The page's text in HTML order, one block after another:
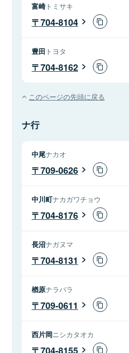
富崎トミサキ
704-8104
豊田 トヨタ
704-8162
このページの先頭に戻る
ナ行
中尾ナカオ
709-0626
中川町ナカガワチョウ
704-8176
長沼ナガヌマ
704-8131
楢原ナラバラ
709-0611
西片岡ニシカタオカ
704-8155